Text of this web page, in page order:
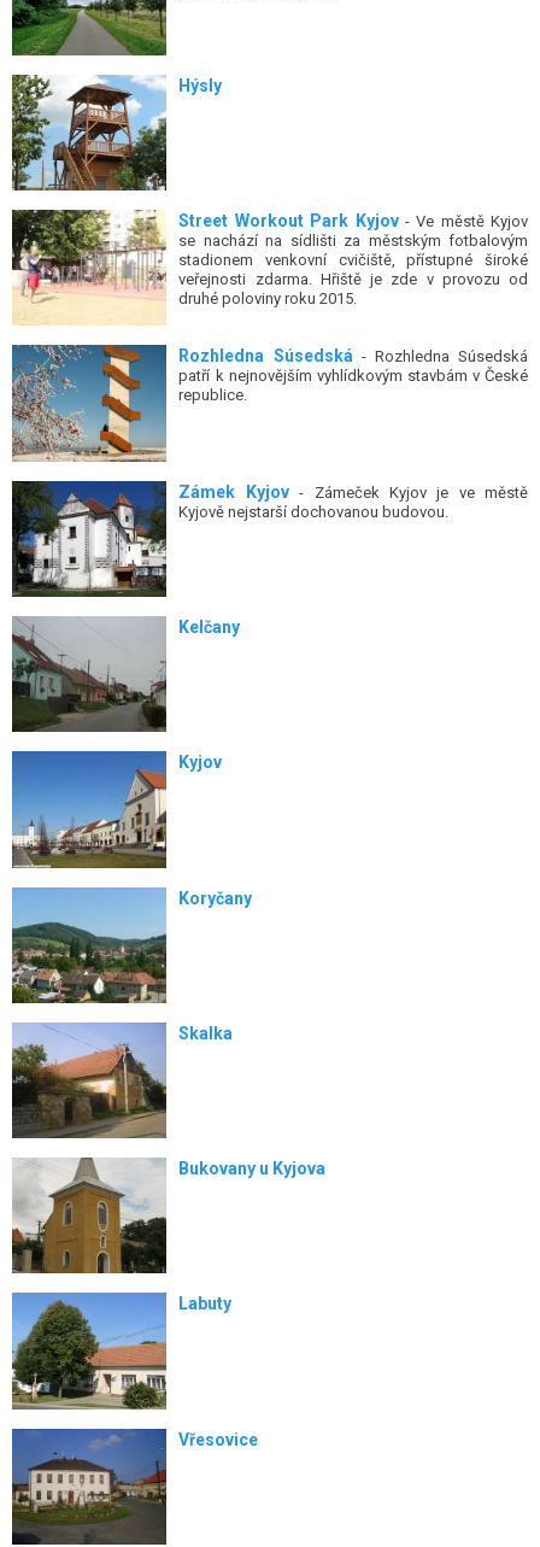
Hýsly
Street Workout Park Kyjov- Ve městě Kyjov
se nachází na sídlišti za městským fotbalovým
stadionem venkovní cvičiště, přístupné široké
veřejnosti zdarma. Hřiště je zde v provozu od
druhé poloviny roku 2015.
Rozhledna Súsedská- Rozhledna Súsedská
patří k nejnovějším vyhlídkovým stavbám v České
republice.
Zámek Kyjov- Zámeček Kyjov je ve městě
Kyjově nejstarší dochovanou budovou.
Kelčany
Kyjov
Koryčany
Skalka
Bukovany u Kyjova
Labuty
Vřesovice